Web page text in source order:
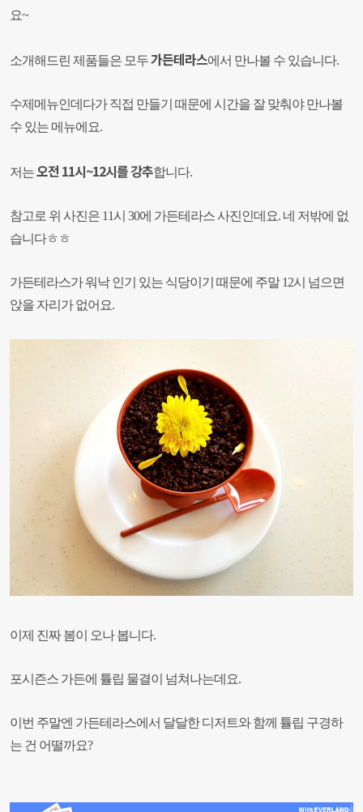
요~
소개해드린 제품들은 모두가든테라스에서 만나볼 수 있습니다.
수제메뉴인데다가 직접 만들기 때문에 시간을 잘 맞춰야 만나볼
수 있는 메뉴에요.
저는오전 11시~12시를 강추합니다.
참고로 위 사진은 11시 30에 가든테라스 사진인데요. 네 저밖에 없
습니다ㅎㅎ
가든테라스가 워낙 인기 있는 식당이기 때문에 주말 12시 넘으면
앉을 자리가 없어요.
이제 진짜 봄이 오나 봅니다.
포시즌스 가든에 튤립 물결이 넘쳐나는데요.
이번 주말엔 가든테라스에서 달달한 디저트와 함께 튤립 구경하
는 건 어떨까요?